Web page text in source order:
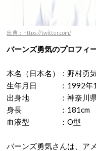
出典：https://twitter.com/
バーンズ勇気のプロフィ
本名（日本名）：野村勇
生年月日 ：1992年
出身地 ：神奈川県
身長 ：181cm
血液型 ：O型
バーンズ勇気さんは、ア